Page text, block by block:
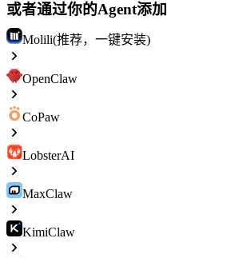
或者通过你的Agent添加
Molili(推荐，一键安装)
OpenClaw
CoPaw
LobsterAI
MaxClaw
KimiClaw